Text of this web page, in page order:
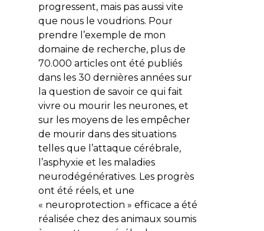
progressent, mais pas aussi vite
que nous le voudrions. Pour
prendre l’exemple de mon
domaine de recherche, plus de
70.000 articles ont été publiés
dans les 30 dernières années sur
la question de savoir ce qui fait
vivre ou mourir les neurones, et
sur les moyens de les empêcher
de mourir dans des situations
telles que l’attaque cérébrale,
l’asphyxie et les maladies
neurodégénératives. Les progrès
ont été réels, et une
« neuroprotection » efficace a été
réalisée chez des animaux soumis